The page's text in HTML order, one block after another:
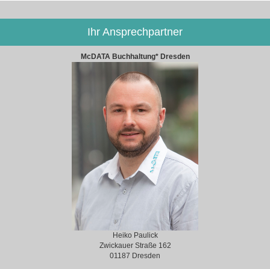
Ihr Ansprechpartner
McDATA Buchhaltung* Dresden
Heiko Paulick
Zwickauer Straße 162
01187 Dresden